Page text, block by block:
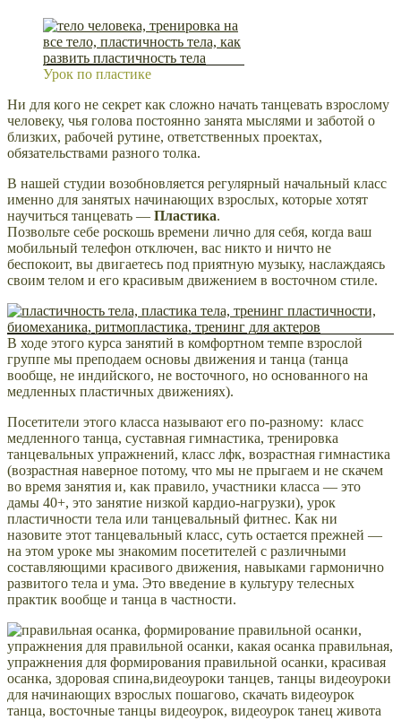
Урок по пластике
Ни для кого не секрет как сложно начать танцевать взрослому
человеку, чья голова постоянно занята мыслями и заботой о
близких, рабочей рутине, ответственных проектах,
обязательствами разного толка.
В нашей студии возобновляется регулярный начальный класс
именно для занятых начинающих взрослых, которые хотят
научиться танцевать — Пластика.
Позвольте себе роскошь времени лично для себя, когда ваш
мобильный телефон отключен, вас никто и ничто не
беспокоит, вы двигаетесь под приятную музыку, наслаждаясь
своим телом и его красивым движением в восточном стиле.
В ходе этого курса занятий в комфортном темпе взрослой
группе мы преподаем основы движения и танца (танца
вообще, не индийского, не восточного, но основанного на
медленных пластичных движениях).
Посетители этого класса называют его по-разному: класс
медленного танца, суставная гимнастика, тренировка
танцевальных упражнений, класс лфк, возрастная гимнастика
(возрастная наверное потому, что мы не прыгаем и не скачем
во время занятия и, как правило, участники класса — это
дамы 40+, это занятие низкой кардио-нагрузки), урок
пластичности тела или танцевальный фитнес. Как ни
назовите этот танцевальный класс, суть остается прежней —
на этом уроке мы знакомим посетителей с различными
составляющими красивого движения, навыками гармонично
развитого тела и ума. Это введение в культуру телесных
практик вообще и танца в частности.